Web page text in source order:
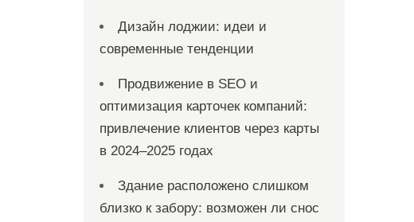
Дизайн лоджии: идеи и
современные тенденции
Продвижение в SEO и
оптимизация карточек компаний:
привлечение клиентов через карты
в 2024–2025 годах
Здание расположено слишком
близко к забору: возможен ли снос